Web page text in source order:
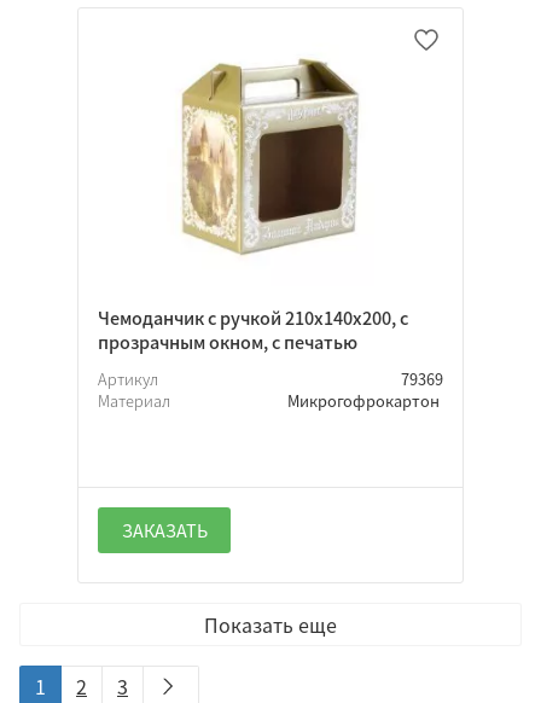
Чемоданчик с ручкой 210х140х200, с
прозрачным окном, с печатью
Артикул
79369
Материал
Микрогофрокартон
ЗАКАЗАТЬ
Показать еще
1 2 3